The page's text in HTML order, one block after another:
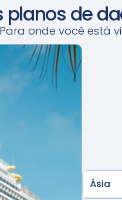
planos de
Para onde você está
Ásia